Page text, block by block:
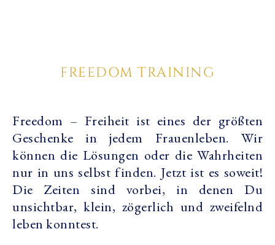
FREEDOM TRAINING
Freedom – Freiheit ist eines der größten
Geschenke in jedem Frauenleben. Wir
können die Lösungen oder die Wahrheiten
nur in uns selbst finden. Jetzt ist es soweit!
Die Zeiten sind vorbei, in denen Du
unsichtbar, klein, zögerlich und zweifelnd
leben konntest.